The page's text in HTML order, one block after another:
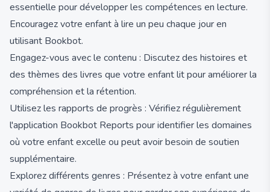
essentielle pour développer les compétences en lecture.
Encouragez votre enfant à lire un peu chaque jour en
utilisant Bookbot.
Engagez-vous avec le contenu : Discutez des histoires et
des thèmes des livres que votre enfant lit pour améliorer la
compréhension et la rétention.
Utilisez les rapports de progrès : Vérifiez régulièrement
l'application Bookbot Reports pour identifier les domaines
où votre enfant excelle ou peut avoir besoin de soutien
supplémentaire.
Explorez différents genres : Présentez à votre enfant une